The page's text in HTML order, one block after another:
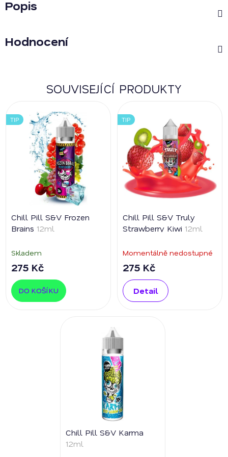
Popis
Hodnocení
SOUVISEJÍCÍ PRODUKTY
TIP
Chill Pill S&V Frozen
Brains 12ml
Skladem
275 Kč
DO KOŠÍKU
TIP
Chill Pill S&V Truly
Strawberry Kiwi 12ml
Momentálně nedostupné
275 Kč
Detail
Chill Pill S&V Karma
12ml